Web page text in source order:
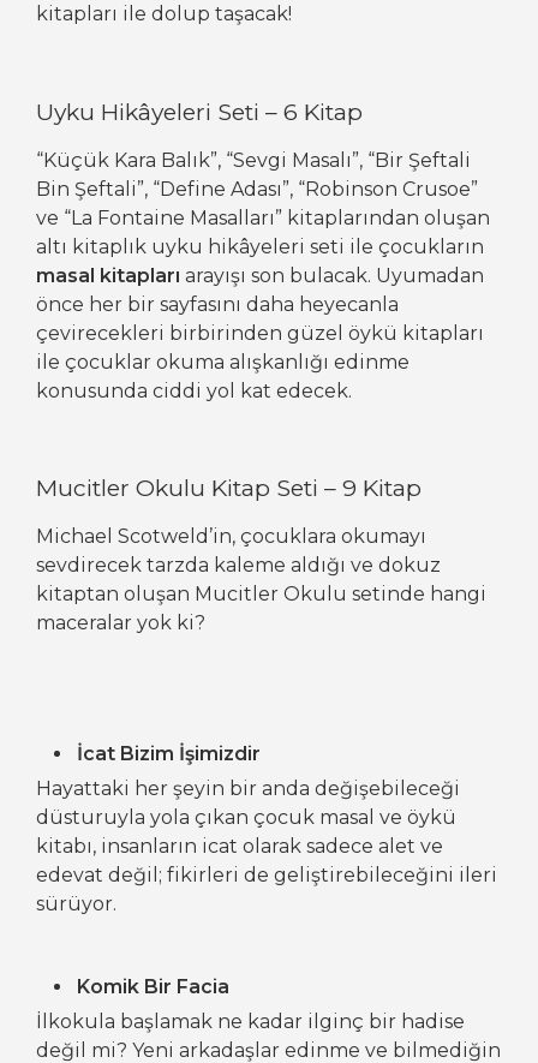
kitapları ile dolup taşacak!
Uyku Hikâyeleri Seti – 6 Kitap
“Küçük Kara Balık”, “Sevgi Masalı”, “Bir Şeftali
Bin Şeftali”, “Define Adası”, “Robinson Crusoe”
ve “La Fontaine Masalları” kitaplarından oluşan
altı kitaplık uyku hikâyeleri seti ile çocukların
masal kitapları arayışı son bulacak. Uyumadan
önce her bir sayfasını daha heyecanla
çevirecekleri birbirinden güzel öykü kitapları
ile çocuklar okuma alışkanlığı edinme
konusunda ciddi yol kat edecek.
Mucitler Okulu Kitap Seti – 9 Kitap
Michael Scotweld’in, çocuklara okumayı
sevdirecek tarzda kaleme aldığı ve dokuz
kitaptan oluşan Mucitler Okulu setinde hangi
maceralar yok ki?
İcat Bizim İşimizdir
Hayattaki her şeyin bir anda değişebileceği
düsturuyla yola çıkan çocuk masal ve öykü
kitabı, insanların icat olarak sadece alet ve
edevat değil; fikirleri de geliştirebileceğini ileri
sürüyor.
Komik Bir Facia
İlkokula başlamak ne kadar ilginç bir hadise
değil mi? Yeni arkadaşlar edinme ve bilmediğin